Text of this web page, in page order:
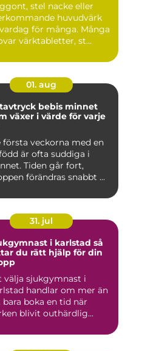
stel nacke eller
huvudvärk
för många. Många
värktabletter, st...
01. aug
bebis minnet
växer i värde för varje
första veckorna med en
är ofta suddiga i
Tiden går fort,
förändras snabbt ...
31. jul
i karlstad så
du rätt hjälp för din
välja sjukgymnast i
handlar om mer än
boka en tid när
blivit outhärdlig...